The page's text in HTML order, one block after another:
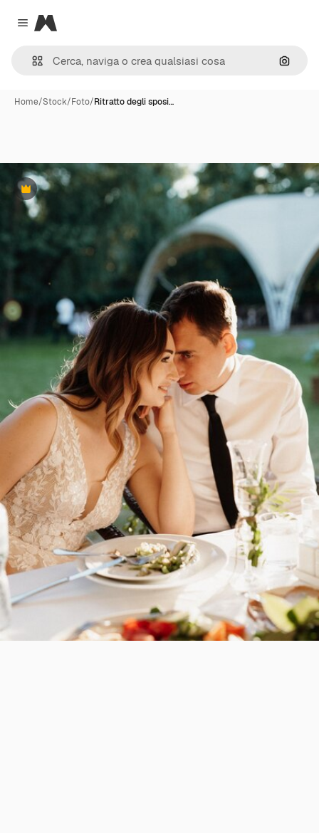
Close menu
Magnific
Cerca
Home/Stock/Foto/Ritratto degli sposi…
Premium